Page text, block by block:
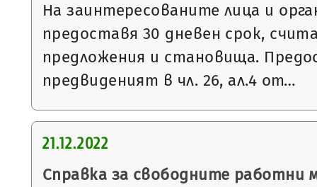
На заинтересованите лица и
предоставя 30 дневен срок,
предложения и становища.
предвиденият в чл. 26, ал.4 от…
21.12.2022
Справка за свободните работни